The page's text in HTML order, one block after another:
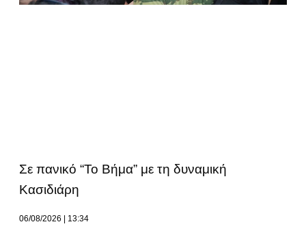
Σε πανικό “Το Βήμα” με τη δυναμική
Κασιδιάρη
06/08/2026 13:34